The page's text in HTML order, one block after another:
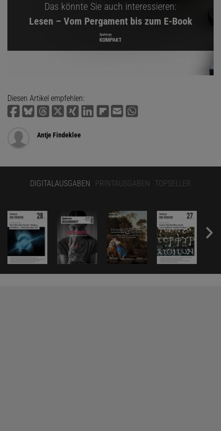
Das könnte Sie auch interessieren:
Lesen – Vom Pergament bis zum E-Book
Diesen Artikel empfehlen:
Antje Findeklee
DIGITALAUSGABEN PRINTAUSGABEN TOPSELLER